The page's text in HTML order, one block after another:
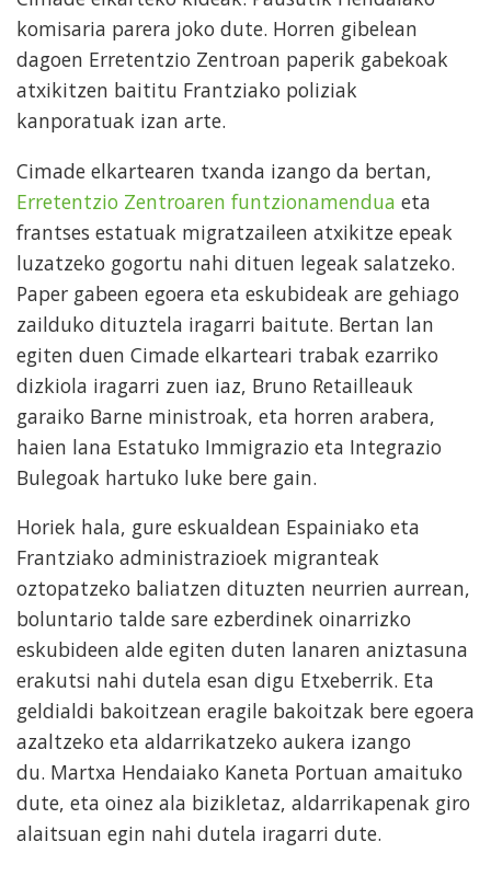
komisaria parera joko dute. Horren gibelean
dagoen Erretentzio Zentroan paperik gabekoak
atxikitzen baititu Frantziako poliziak
kanporatuak izan arte.
Cimade elkartearen txanda izango da bertan,
Erretentzio Zentroaren funtzionamendua eta
frantses estatuak migratzaileen atxikitze epeak
luzatzeko gogortu nahi dituen legeak salatzeko.
Paper gabeen egoera eta eskubideak are gehiago
zailduko dituztela iragarri baitute. Bertan lan
egiten duen Cimade elkarteari trabak ezarriko
dizkiola iragarri zuen iaz, Bruno Retailleauk
garaiko Barne ministroak, eta horren arabera,
haien lana Estatuko Immigrazio eta Integrazio
Bulegoak hartuko luke bere gain.
Horiek hala, gure eskualdean Espainiako eta
Frantziako administrazioek migranteak
oztopatzeko baliatzen dituzten neurrien aurrean,
boluntario talde sare ezberdinek oinarrizko
eskubideen alde egiten duten lanaren aniztasuna
erakutsi nahi dutela esan digu Etxeberrik. Eta
geldialdi bakoitzean eragile bakoitzak bere egoera
azaltzeko eta aldarrikatzeko aukera izango
du. Martxa Hendaiako Kaneta Portuan amaituko
dute, eta oinez ala bizikletaz, aldarrikapenak giro
alaitsuan egin nahi dutela iragarri dute.